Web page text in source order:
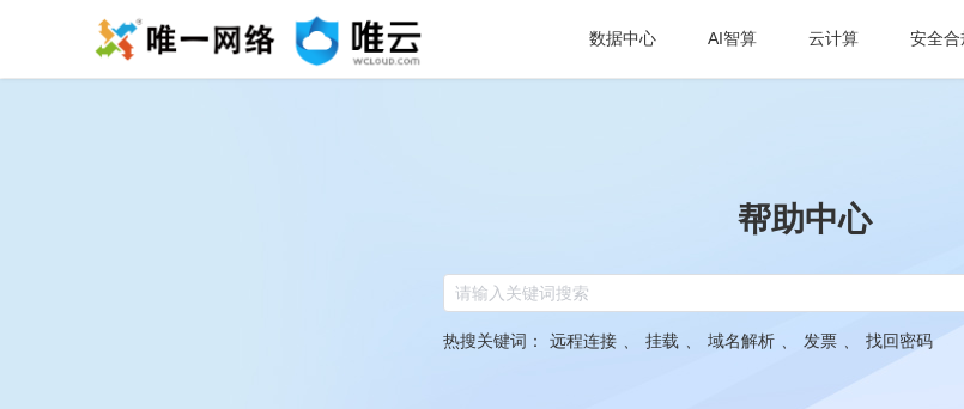
数据中心 AI智算 云计算 安全合
帮助中心
热搜关键词： 远程连接 挂载 域名解析 发票 找回密码